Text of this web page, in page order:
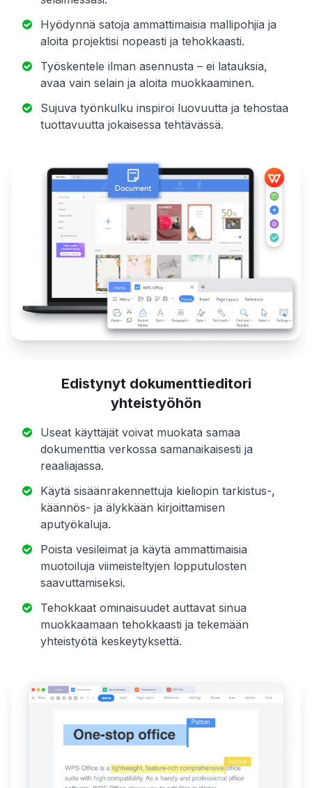
Hyödynnä satoja ammattimaisia mallipohjia ja
aloita projektisi nopeasti ja tehokkaasti.
Työskentele ilman asennusta – ei latauksia,
avaa vain selain ja aloita muokkaaminen.
Sujuva työnkulku inspiroi luovuutta ja tehostaa
tuottavuutta jokaisessa tehtävässä.
Edistynyt dokumenttieditori
yhteistyöhön
Useat käyttäjät voivat muokata samaa
dokumenttia verkossa samanaikaisesti ja
reaaliajassa.
Käytä sisäänrakennettuja kieliopin tarkistus-,
käännös- ja älykkään kirjoittamisen
aputyökaluja.
Poista vesileimat ja käytä ammattimaisia
muotoiluja viimeisteltyjen lopputulosten
saavuttamiseksi.
Tehokkaat ominaisuudet auttavat sinua
muokkaamaan tehokkaasti ja tekemään
yhteistyötä keskeytyksettä.